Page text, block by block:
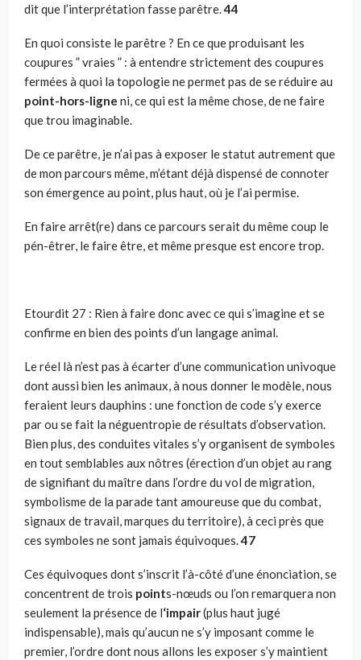
dit que l’inter­prétation fasse parêtre.44
En quoi consiste le parêtre ? En ce que produisant les
coupures ” vraies ” : à entendre strictement des coupures
fermées à quoi la topologie ne permet pas de se réduire au
point-hors-ligne ni, ce qui est la même chose, de ne faire
que trou imaginable.
De ce parêtre, je n’ai pas à exposer le statut autrement que
de mon parcours même, m’étant déjà dispensé de connoter
son émer­gence au point, plus haut, où je l’ai permise.
En faire arrêt(re) dans ce parcours serait du même coup le
pén-êtrer, le faire être, et même presque est encore trop.
Etourdit 27 : Rien à faire donc avec ce qui s’imagine et se
confirme en bien des points d’un langage animal.
Le réel là n’est pas à écarter d’une communication univoque
dont aussi bien les animaux, à nous donner le modèle, nous
fe­raient leurs dauphins : une fonction de code s’y exerce
par ou se fait la néguentropie de résultats d’observation.
Bien plus, des conduites vitales s’y organisent de symboles
en tout semblables aux nôtres (érection d’un objet au rang
de signifiant du maître dans l’ordre du vol de migration,
symbolisme de la parade tant amoureuse que du combat,
signaux de travail, marques du terri­toire), à ceci près que
ces symboles ne sont jamais équivoques.47
Ces équivoques dont s’inscrit l’à-côté d’une énonciation, se
concentrent de trois points-nœuds ou l’on remarquera non
seule­ment la présence de l‘impair(plus haut jugé
indispensable), mais qu’aucun ne s’y imposant comme le
premier, l’ordre dont nous allons les exposer s’y maintient